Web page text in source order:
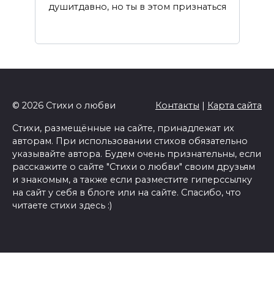
душитдавно, но ты в этом признаться
© 2026 Стихи о любви Контакты | Карта сайта
Стихи, размещённые на сайте, принадлежат их
авторам. При использовании стихов обязательно
указывайте автора. Будем очень признательны, если
расскажите о сайте "Стихи о любви" своим друзьям
и знакомым, а также если разместите гиперссылку
на сайт у себя в блоге или на сайте. Спасибо, что
читаете стихи здесь :)